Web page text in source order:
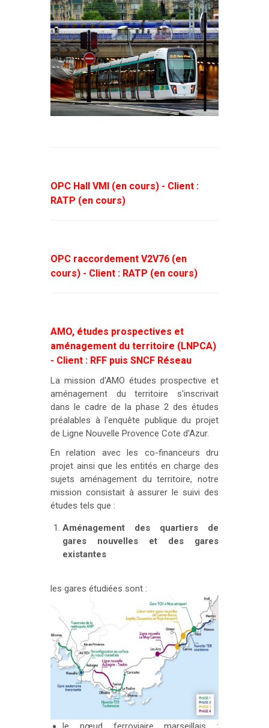
OPC Hall VMI (en cours) - Client :
RATP (en cours)
OPC raccordement V2V76 (en
cours) - Client : RATP (en cours)
AMO, études prospectives et
aménagement du territoire (LNPCA)
- Client : RFF puis SNCF Réseau
La mission d'AMO études prospective et
aménagement du territoire s'inscrivait
dans le cadre de la phase 2 des études
préalables à l'enquête publique du projet
de Ligne Nouvelle Provence Cote d'Azur.
En relation avec les co-financeurs dru
projet ainsi que les entités en charge des
sujets aménagement du territoire, notre
mission consistait à assurer le suivi des
études tels que :
Aménagement des quartiers de
gares nouvelles et des gares
existantes
les gares étudiées sont :